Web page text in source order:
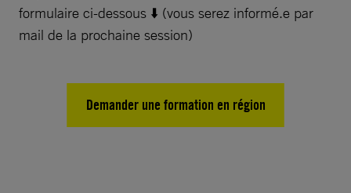
formulaire ci-dessous ⬇️ (vous serez informé.e par
mail de la prochaine session)
Demander une formation en région